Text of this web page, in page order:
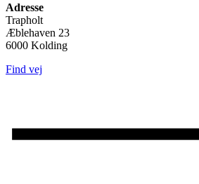
Adresse
Trapholt
Æblehaven 23
6000 Kolding
Find vej